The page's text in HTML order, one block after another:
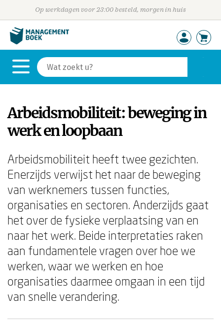
Op werkdagen voor 23:00 besteld, morgen in huis
Arbeidsmobiliteit: beweging in
werk en loopbaan
Arbeidsmobiliteit heeft twee gezichten.
Enerzijds verwijst het naar de beweging
van werknemers tussen functies,
organisaties en sectoren. Anderzijds gaat
het over de fysieke verplaatsing van en
naar het werk. Beide interpretaties raken
aan fundamentele vragen over hoe we
werken, waar we werken en hoe
organisaties daarmee omgaan in een tijd
van snelle verandering.